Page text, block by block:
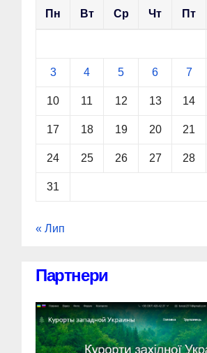
Пн Вт Ср Чт Пт
3 4 5 6 7
10 11 12 13 14
17 18 19 20 21
24 25 26 27 28
31
« Лип
Партнери